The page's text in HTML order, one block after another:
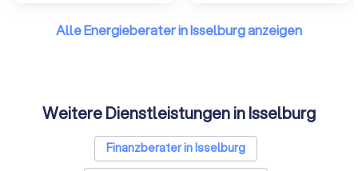
Alle Energieberater in Isselburg anzeigen
Weitere Dienstleistungen in Isselburg
Finanzberater in Isselburg